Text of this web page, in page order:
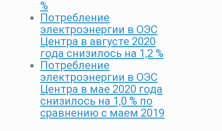
%
Потребление
электроэнергии в ОЭС
Центра в августе 2020
года снизилось на 1,2 %
Потребление
электроэнергии в ОЭС
Центра в мае 2020 года
снизилось на 1,0 % по
сравнению с маем 2019